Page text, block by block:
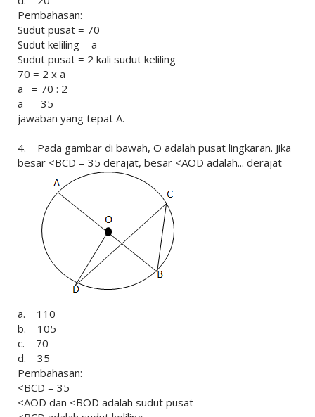
Pembahasan:
Sudut pusat = 70
Sudut keliling = a
Sudut pusat = 2 kali sudut keliling
70 = 2 x a
a = 70 : 2
a = 35
jawaban yang tepat A.
4. Pada gambar di bawah, O adalah pusat lingkaran. Jika
besar <BCD = 35 derajat, besar <AOD adalah... derajat
a. 110
b. 105
c. 70
d. 35
Pembahasan:
<BCD = 35
<AOD dan <BOD adalah sudut pusat